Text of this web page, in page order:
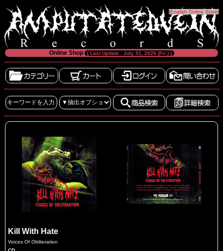
[English Online Store]
Online Shop [ Last Update : July 31, 2026 (Fri.) ]
Kill With Hate
Voices Of Obliteration